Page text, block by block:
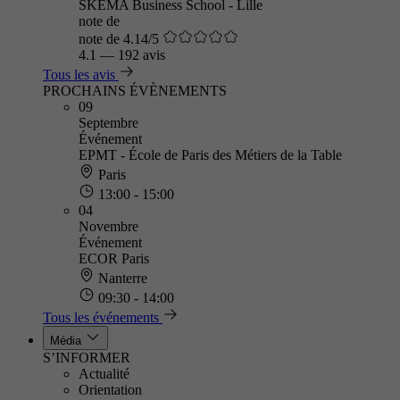
SKEMA Business School - Lille
note de
note de 4.14/5
4.1 — 192 avis
Tous les avis
PROCHAINS ÉVÈNEMENTS
09
Septembre
Événement
EPMT - École de Paris des Métiers de la Table
Paris
13:00 - 15:00
04
Novembre
Événement
ECOR Paris
Nanterre
09:30 - 14:00
Tous les événements
Média
S’INFORMER
Actualité
Orientation